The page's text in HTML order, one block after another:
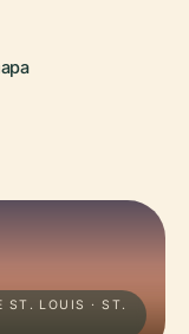
ST. LOUIS · ST.